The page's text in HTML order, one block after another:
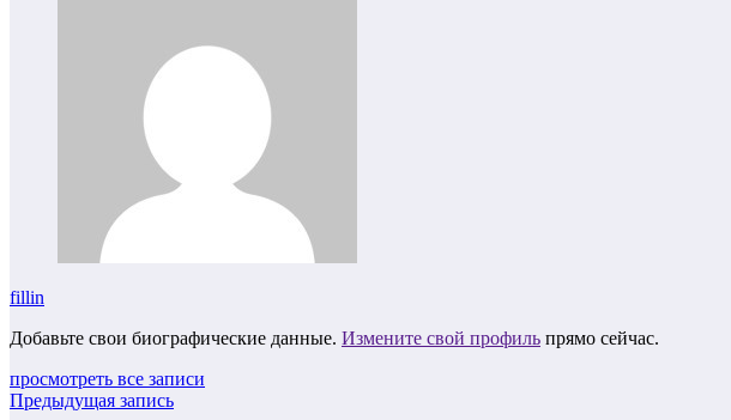
fillin
Добавьте свои биографические данные. Измените свой профиль прямо сейчас.
просмотреть все записи
Предыдущая запись